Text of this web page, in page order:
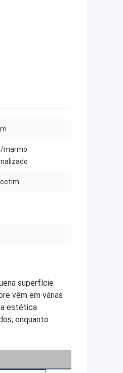
marmo
cetim
superfície
vêm em várias
estética
enquanto